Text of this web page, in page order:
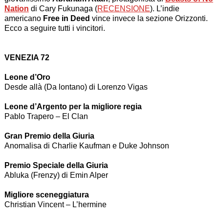
Nation di Cary Fukunaga (RECENSIONE). L’indie
americano Free in Deed vince invece la sezione Orizzonti.
Ecco a seguire tutti i vincitori.
VENEZIA 72
Leone d’Oro
Desde allà (Da lontano) di Lorenzo Vigas
Leone d’Argento per la migliore regia
Pablo Trapero – El Clan
Gran Premio della Giuria
Anomalisa di Charlie Kaufman e Duke Johnson
Premio Speciale della Giuria
Abluka (Frenzy) di Emin Alper
Migliore sceneggiatura
Christian Vincent – L’hermine